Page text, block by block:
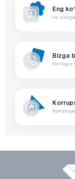
Eng
va
Bizga
fikringiz